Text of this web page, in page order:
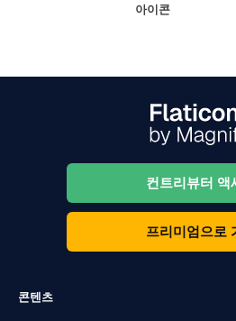
아이콘
컨트리뷰터 액
프리미엄으로
콘텐츠